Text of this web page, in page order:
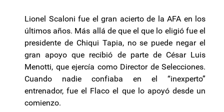
Lionel Scaloni fue el gran acierto de la AFA en los
últimos años. Más allá de que el que lo eligió fue el
presidente de Chiqui Tapia, no se puede negar el
gran apoyo que recibió de parte de César Luis
Menotti, que ejercía como Director de Selecciones.
Cuando nadie confiaba en el “inexperto”
entrenador, fue el Flaco el que lo apoyó desde un
comienzo.